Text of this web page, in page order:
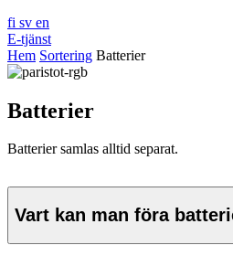
fi sv en
E-tjänst
Hem Sortering Batterier
Batterier
Batterier samlas alltid separat.
Vart kan man föra